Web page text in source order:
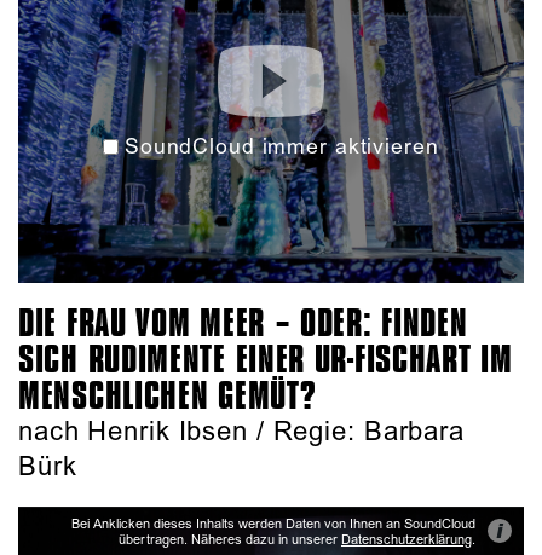
SoundCloud immer aktivieren
DIE FRAU VOM MEER – ODER: FINDEN
SICH RUDIMENTE EINER UR-FISCHART IM
MENSCHLICHEN GEMÜT?
nach Henrik Ibsen / Regie: Barbara
Bürk
Bei Anklicken dieses Inhalts werden Daten von Ihnen an SoundCloud
übertragen. Näheres dazu in unserer Datenschutzerklärung. i